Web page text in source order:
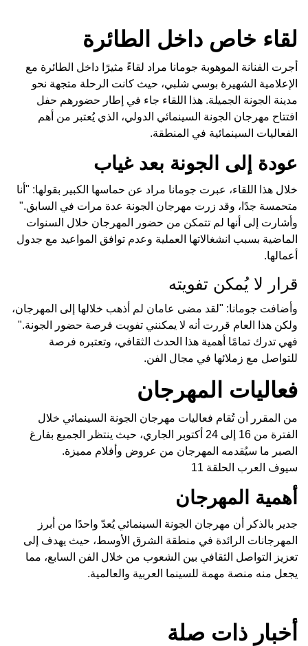
لقاء خاص داخل الطائرة
أجرت الفنانة الموهوبة جومانا مراد لقاءً مثيرًا داخل الطائرة مع
الإعلامية الشهيرة بوسي شلبي، حيث كانت الرحلة متجهة نحو
مدينة الجونة الجميلة. هذا اللقاء جاء في إطار حضورهم حفل
افتتاح مهرجان الجونة السينمائي الدولي، الذي يُعتبر من أهم
الفعاليات السينمائية في المنطقة.
عودة إلى الجونة بعد غياب
خلال هذا اللقاء، عبرت جومانا مراد عن حماسها الكبير بقولها: "أنا
متحمسة جدًا، وقد زرت مهرجان الجونة عدة مرات في السابق."
وأشارت إلى أنها لم تتمكن من حضور المهرجان خلال السنوات
الماضية بسبب انشغالاتها العملية وعدم توافق المواعيد مع جدول
أعمالها.
قرار لا يُمكن تفويته
وأضافت جومانا: "لقد مضى عامان لم أذهب خلالها إلى المهرجان،
ولكن هذا العام قررت أنه لا يمكنني تفويت فرصة حضور الجونة."
فهي تدرك تمامًا أهمية هذا الحدث الثقافي، وتعتبره فرصة
للتواصل مع زملائها في مجال الفن.
فعاليات المهرجان
من المقرر أن تُقام فعاليات مهرجان الجونة السينمائي خلال
الفترة من 16 إلى 24 أكتوبر الجاري، حيث ينتظر الجميع بفارغ
الصبر ما سيُقدمه المهرجان من عروض وأفلام مميزة.
سيوف العرب الحلقة 11
أهمية المهرجان
جدير بالذكر أن مهرجان الجونة السينمائي يُعدّ واحدًا من أبرز
المهرجانات الرائدة في منطقة الشرق الأوسط، حيث يهدف إلى
تعزيز التواصل الثقافي بين الشعوب من خلال الفن السابع، مما
يجعل منه منصة مهمة للسينما العربية والعالمية.
أخبار ذات صلة